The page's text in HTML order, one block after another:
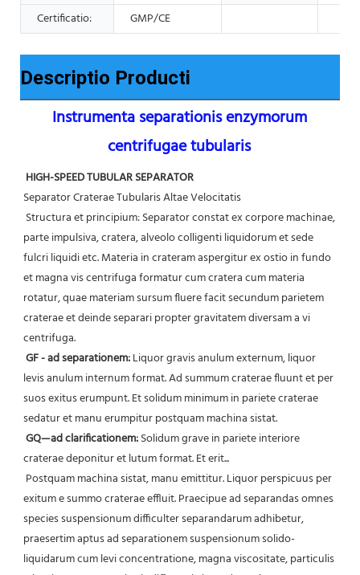
Certificatio: GMP/CE
Descriptio Producti
Instrumenta separationis enzymorum
centrifugae tubularis
HIGH-SPEED TUBULAR SEPARATOR
Separator Craterae Tubularis Altae Velocitatis
parte impulsiva, cratera, alveolo colligenti liquidorum et sede
fulcri liquidi etc. Materia in crateram aspergitur ex ostio in fundo
et magna vis centrifuga formatur cum cratera cum materia
rotatur, quae materiam sursum fluere facit secundum parietem
craterae et deinde separari propter gravitatem diversam a vi
centrifuga.
GF - ad separationem: Liquor gravis anulum externum, liquor
levis anulum internum format. Ad summum craterae fluunt et per
suos exitus erumpunt. Et solidum minimum in pariete craterae
sedatur et manu erumpitur postquam machina sistat.
GQ—ad clarificationem: Solidum grave in pariete interiore
craterae deponitur et lutum format. Et erit...
exitum e summo craterae effluit. Praecipue ad separandas omnes
species suspensionum difficulter separandarum adhibetur,
praesertim aptus ad separationem suspensionum solido-
liquidarum cum levi concentratione, magna viscositate, particulis